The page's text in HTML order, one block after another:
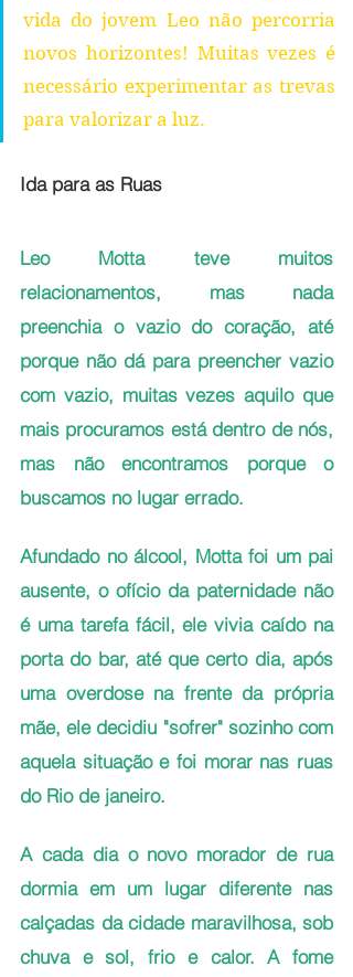
vida do jovem Leo não percorria
novos horizontes! Muitas vezes é
necessário experimentar as trevas
para valorizar a luz.
Ida para as Ruas
Leo Motta teve muitos
relacionamentos, mas nada
preenchia o vazio do coração, até
porque não dá para preencher vazio
com vazio, muitas vezes aquilo que
mais procuramos está dentro de nós,
mas não encontramos porque o
buscamos no lugar errado.
Afundado no álcool, Motta foi um pai
ausente, o ofício da paternidade não
é uma tarefa fácil, ele vivia caído na
porta do bar, até que certo dia, após
uma overdose na frente da própria
mãe, ele decidiu "sofrer" sozinho com
aquela situação e foi morar nas ruas
do Rio de janeiro.
A cada dia o novo morador de rua
dormia em um lugar diferente nas
calçadas da cidade maravilhosa, sob
chuva e sol, frio e calor. A fome